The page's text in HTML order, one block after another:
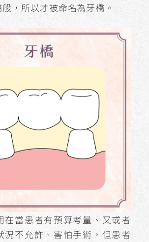
，所以才被命名為牙橋。
在當患者有預算考量、又或者
況不允許、害怕手術，但患者